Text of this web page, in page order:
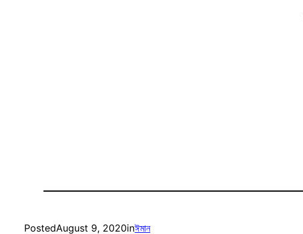
PostedAugust 9, 2020inঈমান